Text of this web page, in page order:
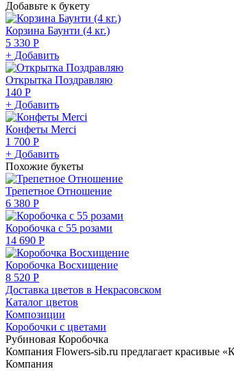
Добавьте к букету
Корзина Баунти (4 кг.)
5 330 Р
+ Добавить
Открытка Поздравляю
140 Р
+ Добавить
Конфеты Merci
1 700 Р
+ Добавить
Похожие букеты
Трепетное Отношение
6 380 Р
Коробочка с 55 розами
14 690 Р
Коробочка Восхищение
8 520 Р
Доставка цветов в Некрасовском
Каталог цветов
Композиции
Коробочки с цветами
Рубиновая Коробочка
Компания Flowers-sib.ru предлагает красивые
Компания